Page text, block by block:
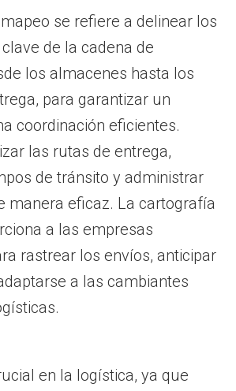
se refiere a delinear los
de la cadena de
los almacenes hasta los
para garantizar un
coordinación eficientes.
las rutas de entrega,
de tránsito y administrar
manera eficaz. La cartografía
a las empresas
rastrear los envíos, anticipar
a las cambiantes
en la logística, ya que